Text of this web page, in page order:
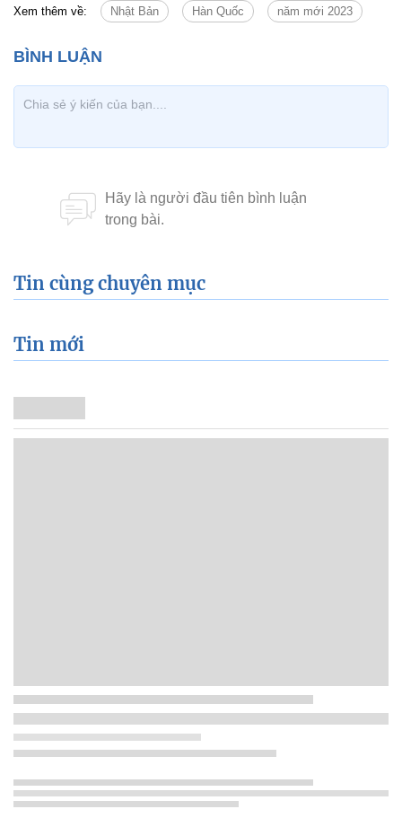
Xem thêm về: Nhật Bản Hàn Quốc năm mới 2023
Tin cùng chuyên mục
Tin mới